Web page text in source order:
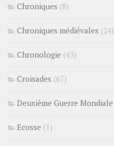
Chroniques (8)
Chroniques médiévales (24)
Chronologie (43)
Croisades (67)
Deuxième Guerre Mondiale
Ecosse (1)